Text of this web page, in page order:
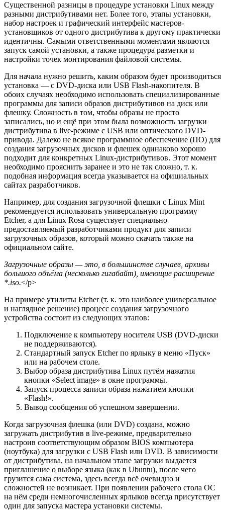
Существенной разницы в процедуре установки Linux между
разными дистрибутивами нет. Более того, этапы установки,
набор настроек и графический интерфейс мастеров-
установщиков от одного дистрибутива к другому практически
идентичны. Самыми ответственными моментами являются
запуск самой установки, а также процедура разметки и
настройки точек монтирования файловой системы.
Для начала нужно решить, каким образом будет производиться
установка — с DVD-диска или USB Flash-накопителя. В
обоих случаях необходимо использовать специализированные
программы для записи образов дистрибутивов на диск или
флешку. Сложность в том, чтобы образы не просто
записались, но и ещё при этом была возможность загрузки
дистрибутива в live-режиме с USB или оптического DVD-
привода. Далеко не всякое программное обеспечение (ПО) для
создания загрузочных дисков и флешек одинаково хорошо
подходит для конкретных Linux-дистрибутивов. Этот момент
необходимо прояснить заранее и это не так сложно, т. к.
подобная информация всегда указывается на официальных
сайтах разработчиков.
Например, для создания загрузочной флешки с Linux Mint
рекомендуется использовать универсальную программу
Etcher, а для Linux Rosa существует специально
предоставляемый разработчиками продукт для записи
загрузочных образов, который можно скачать также на
официальном сайте.
Загрузочные образы — это, в большинстве случаев, архивы
большого объёма (несколько гигабайт), имеющие расширение
*.iso.</p>
На примере утилиты Etcher (т. к. это наиболее универсальное
и наглядное решение) процесс создания загрузочного
устройства состоит из следующих этапов:
Подключение к компьютеру носителя USB (DVD-диски
не поддерживаются).
Стандартный запуск Etcher по ярлыку в меню «Пуск»
или на рабочем столе.
Выбор образа дистрибутива Linux путём нажатия
кнопки «Select image» в окне программы.
Запуск процесса записи образа нажатием кнопки
«Flash!».
Вывод сообщения об успешном завершении.
Когда загрузочная флешка (или DVD) создана, можно
загружать дистрибутив в live-режиме, предварительно
настроив соответствующим образом BIOS компьютера
(ноутбука) для загрузки с USB Flash или DVD. В зависимости
от дистрибутива, на начальном этапе загрузки выдается
приглашение о выборе языка (как в Ubuntu), после чего
грузится сама система, здесь всегда всё очевидно и
сложностей не возникает. При появлении рабочего стола ОС
на нём среди немногочисленных ярлыков всегда присутствует
один для запуска мастера установки системы.